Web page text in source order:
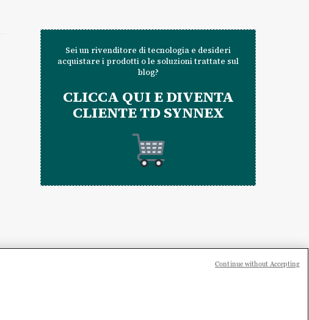
Sei un rivenditore di tecnologia e desideri
acquistare i prodotti o le soluzioni trattate sul
blog?
CLICCA QUI E DIVENTA
CLIENTE TD SYNNEX
Continue without Accepting